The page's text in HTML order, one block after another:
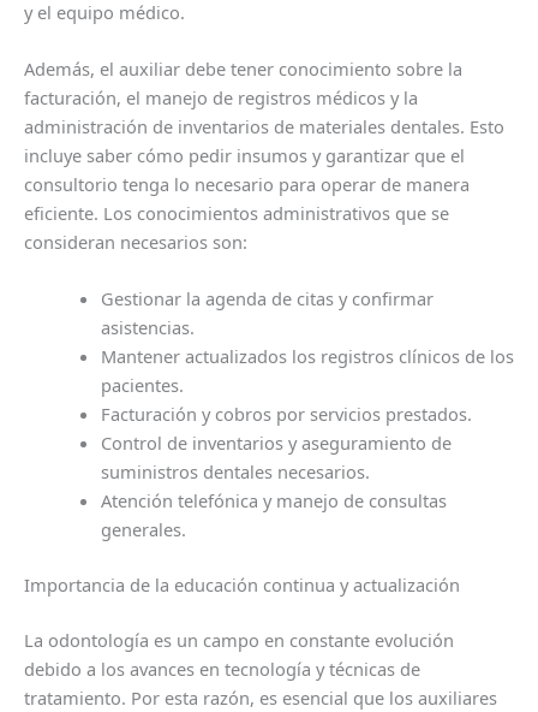
y el equipo médico.
Además, el auxiliar debe tener conocimiento sobre la
facturación, el manejo de registros médicos y la
administración de inventarios de materiales dentales. Esto
incluye saber cómo pedir insumos y garantizar que el
consultorio tenga lo necesario para operar de manera
eficiente. Los conocimientos administrativos que se
consideran necesarios son:
Gestionar la agenda de citas y confirmar
asistencias.
Mantener actualizados los registros clínicos de los
pacientes.
Facturación y cobros por servicios prestados.
Control de inventarios y aseguramiento de
suministros dentales necesarios.
Atención telefónica y manejo de consultas
generales.
Importancia de la educación continua y actualización
La odontología es un campo en constante evolución
debido a los avances en tecnología y técnicas de
tratamiento. Por esta razón, es esencial que los auxiliares